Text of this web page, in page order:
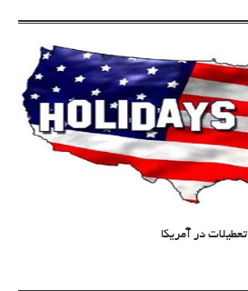
تعطیلات در آمریکا